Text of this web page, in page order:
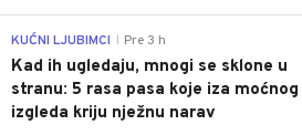
KUĆNI LJUBIMCI Pre 3 h
Kad ih ugledaju, mnogi se sklone u
stranu: 5 rasa pasa koje iza moćnog
izgleda kriju nježnu narav